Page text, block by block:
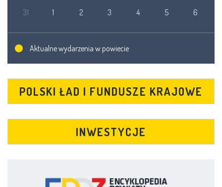
31 1 2 3 4 5 6
Aktualne wydarzenia w powiecie
POLSKI ŁAD I FUNDUSZE KRAJOWE
INWESTYCJE